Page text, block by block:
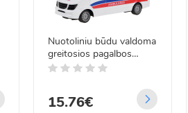
Nuotoliniu būdu valdoma
greitosios pagalbos
mašina RC0607
15.76€